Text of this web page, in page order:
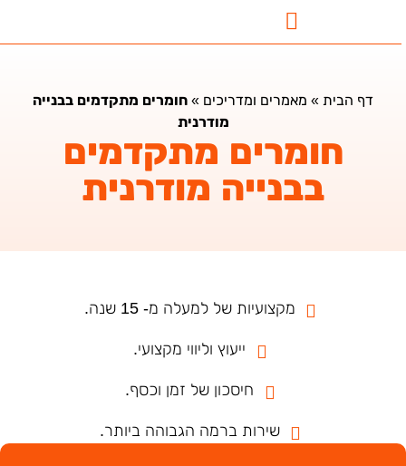
דף הבית»מאמרים ומדריכים»חומרים מתקדמים בבנייה
מודרנית
חומרים מתקדמים
בבנייה מודרנית
מקצועיות של למעלה מ- 15 שנה.
ייעוץ וליווי מקצועי.
חיסכון של זמן וכסף.
שירות ברמה הגבוהה ביותר.